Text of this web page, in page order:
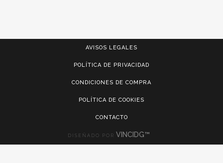
AVISOS LEGALES
POLÍTICA DE PRIVACIDAD
CONDICIONES DE COMPRA
POLÍTICA DE COOKIES
CONTACTO
DISEÑADO POR VINCIDG™